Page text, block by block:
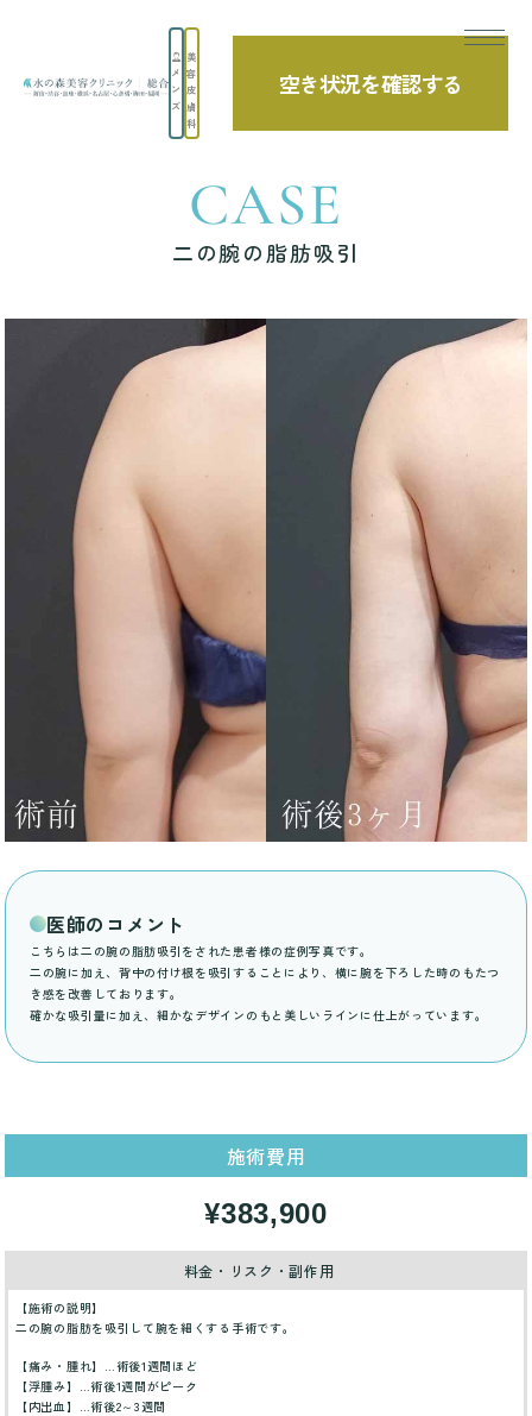
メ
ン
ズ
美
容
皮
膚
科
空き状況を確認する
TOP 症例写真 二の腕の脂肪吸引
CASE
二の腕の脂肪吸引
医師のコメント
こちらは二の腕の脂肪吸引をされた患者様の症例写真です。
二の腕に加え、背中の付け根を吸引することにより、横に腕を下ろした時のもたつ
き感を改善しております。
確かな吸引量に加え、細かなデザインのもと美しいラインに仕上がっています。
施術費用
¥383,900
料金・リスク・副作用
【施術の説明】
二の腕の脂肪を吸引して腕を細くする手術です。
【痛み・腫れ】…術後1週間ほど
【浮腫み】…術後1週間がピーク
【内出血】…術後2～3週間